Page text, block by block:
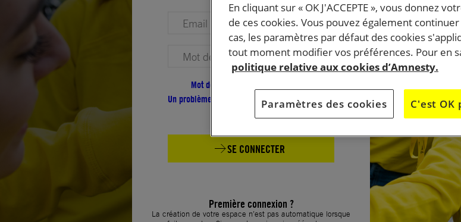
Votre adresse email (obligatoire)
Votre mot de passe (obligatoire)
Mot de passe oublié ?
Un problème de connexion ?
SE CONNECTER
Première connexion ?
La création de votre espace n’est pas automatique lorsque
En cliquant sur « OK J'ACCEPTE », vous donnez
de ces cookies. Vous pouvez également
cas, les paramètres par défaut des cookies
tout moment modifier vos préférences. Pour en
politique relative aux cookies d’Amnesty.
Paramètres des cookies C'est OK